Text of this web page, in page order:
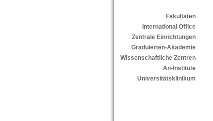
Fakultäten
International Office
Zentrale Einrichtungen
Graduierten-Akademie
Wissenschaftliche Zentren
An-Institute
Universitätsklinikum